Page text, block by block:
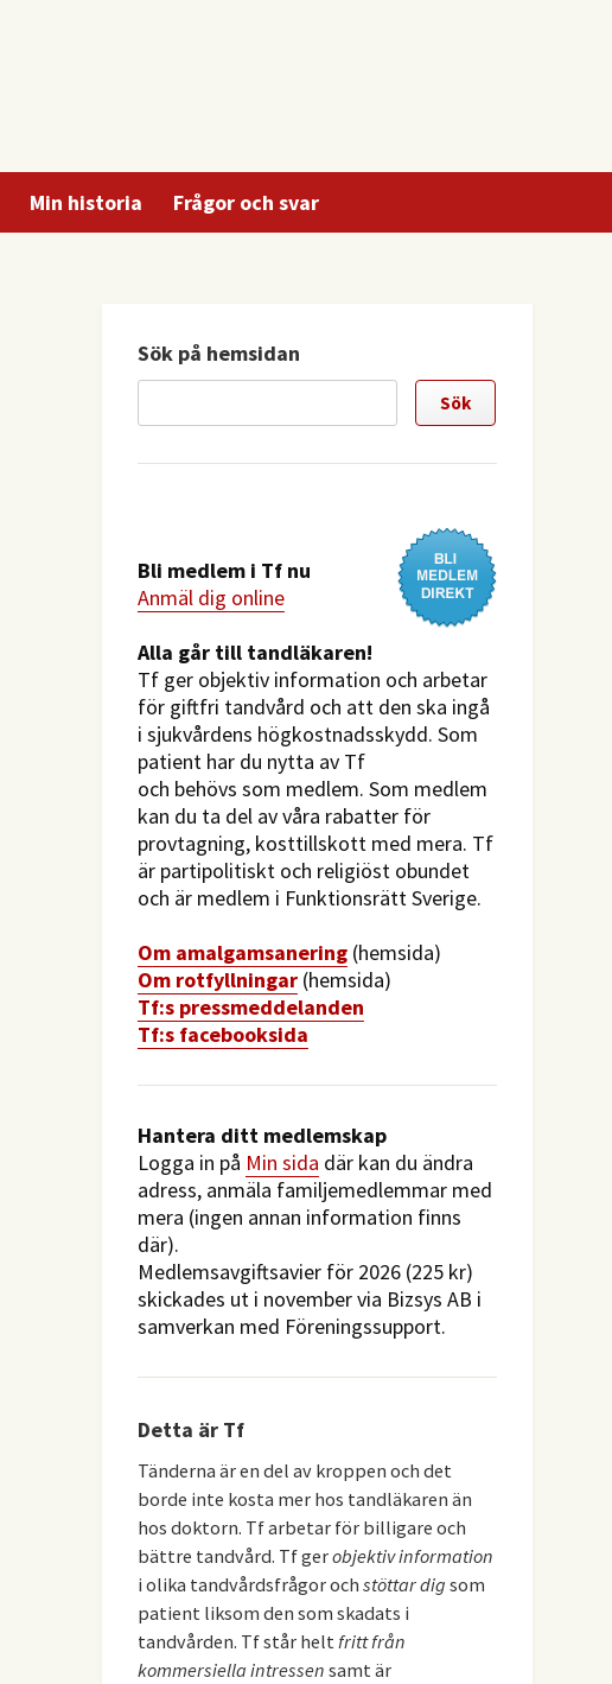
Min historia Frågor och svar
Sök på hemsidan
Bli medlem i Tf nu
Anmäl dig online
​Alla går till tandläkaren!
Tf ger objektiv information och arbetar
för giftfri tandvård och att den ska ingå
i sjukvårdens högkostnadsskydd. Som
patient har du nytta av Tf
och behövs som medlem. Som medlem
kan du ta del av våra rabatter för
provtagning, kosttillskott med mera. Tf
är partipolitiskt och religiöst obundet
och är medlem i Funktionsrätt Sverige.
Om amalgamsanering (hemsida)
Om rotfyllningar (hemsida)
​Tf:s pressmeddelanden
Tf:s facebooksida
Hantera ditt medlemskap
Logga in på Min sida där kan du ändra
adress, anmäla familjemedlemmar med
mera (ingen annan information finns
där).
Medlemsavgiftsavier för 2026 (225 kr)
skickades ut i november via Bizsys AB i
samverkan med Föreningssupport.
Detta är Tf
Tänderna är en del av kroppen och det
borde inte kosta mer hos tandläkaren än
hos doktorn. Tf arbetar för billigare och
bättre tandvård. Tf gerobjektiv information
i olika tandvårdsfrågor och stöttar dig som
patient liksom den som skadats i
tandvården. Tf står helt fritt från
kommersiella intressen samt är